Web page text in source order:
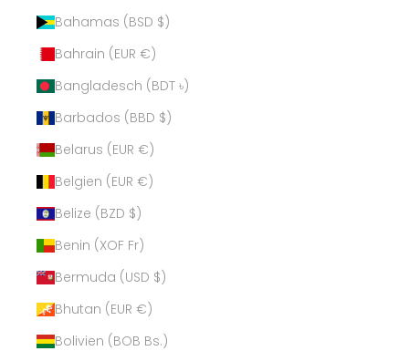
Bahamas (BSD $)
Bahrain (EUR €)
Bangladesch (BDT ৳)
Barbados (BBD $)
Belarus (EUR €)
Belgien (EUR €)
Belize (BZD $)
Benin (XOF Fr)
Bermuda (USD $)
Bhutan (EUR €)
Bolivien (BOB Bs.)